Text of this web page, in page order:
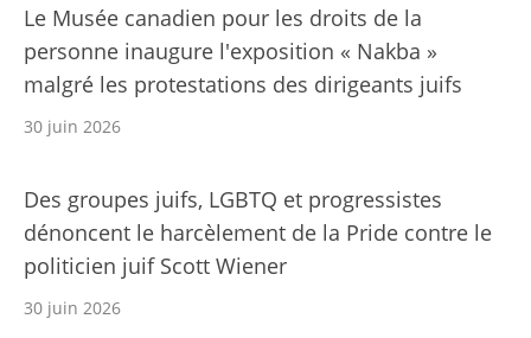
Le Musée canadien pour les droits de la
personne inaugure l'exposition « Nakba »
malgré les protestations des dirigeants juifs
30 juin 2026
Des groupes juifs, LGBTQ et progressistes
dénoncent le harcèlement de la Pride contre le
politicien juif Scott Wiener
30 juin 2026